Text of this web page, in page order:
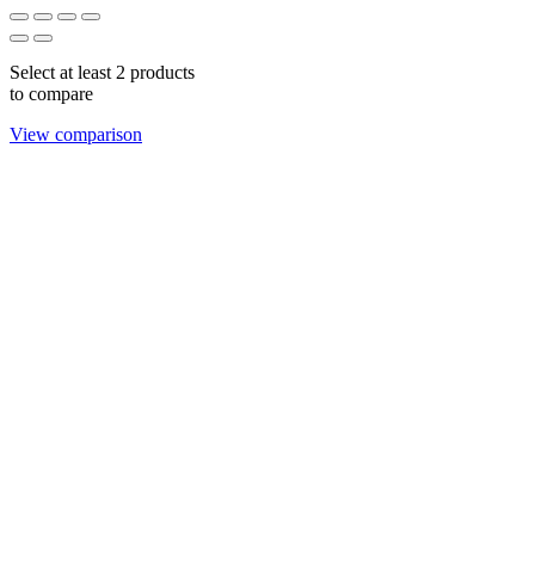
Select at least 2 products
to compare
View comparison